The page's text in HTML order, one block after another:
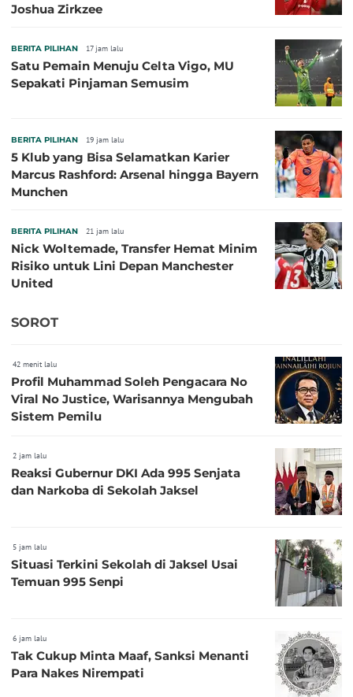
Joshua Zirkzee
BERITA PILIHAN 17 jam lalu
Satu Pemain Menuju Celta Vigo, MU
Sepakati Pinjaman Semusim
BERITA PILIHAN 19 jam lalu
5 Klub yang Bisa Selamatkan Karier
Marcus Rashford: Arsenal hingga Bayern
Munchen
BERITA PILIHAN 21 jam lalu
Nick Woltemade, Transfer Hemat Minim
Risiko untuk Lini Depan Manchester
United
SOROT
42 menit lalu
Profil Muhammad Soleh Pengacara No
Viral No Justice, Warisannya Mengubah
Sistem Pemilu
2 jam lalu
Reaksi Gubernur DKI Ada 995 Senjata
dan Narkoba di Sekolah Jaksel
5 jam lalu
Situasi Terkini Sekolah di Jaksel Usai
Temuan 995 Senpi
6 jam lalu
Tak Cukup Minta Maaf, Sanksi Menanti
Para Nakes Nirempati